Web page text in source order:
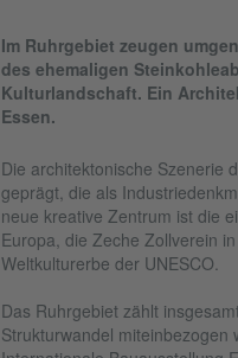
Im Ruhrgebiet zeugen
des ehemaligen
Kulturlandschaft. Ein
Essen.
Die architektonische Szenerie
geprägt, die als
neue kreative Zentrum ist die
Europa, die Zeche Zollverein
Weltkulturerbe der UNESCO.
Das Ruhrgebiet zählt
Strukturwandel miteinbezogen